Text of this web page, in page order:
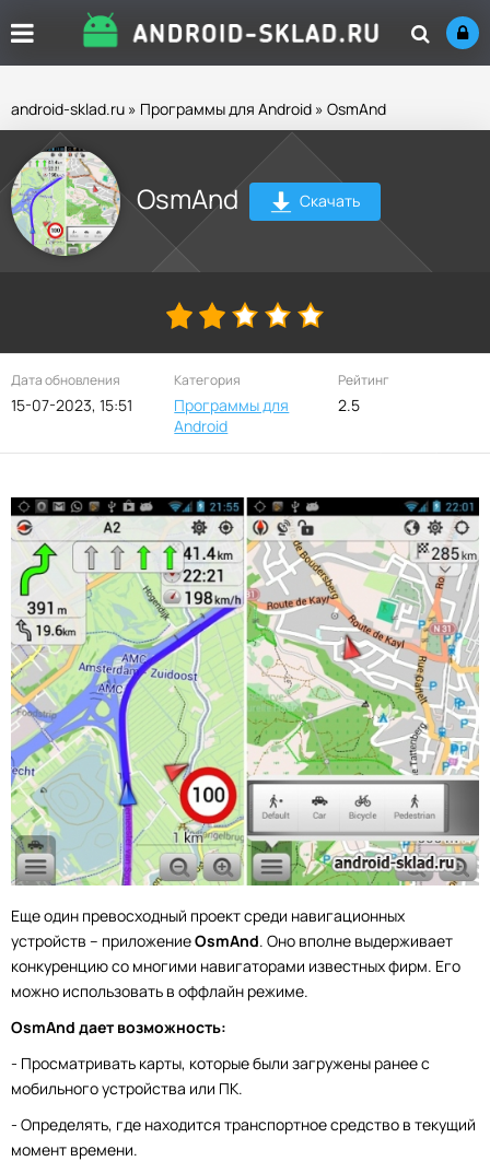
android-sklad.ru » Программы для Android » OsmAnd
OsmAnd Скачать
Дата обновления
15-07-2023, 15:51
Категория
Программы для
Android
Рейтинг
2.5
Еще один превосходный проект среди навигационных
устройств – приложениеOsmAnd. Оно вполне выдерживает
конкуренцию со многими навигаторами известных фирм. Его
можно использовать в оффлайн режиме.
OsmAnd дает возможность:
- Просматривать карты, которые были загружены ранее с
мобильного устройства или ПК.
- Определять, где находится транспортное средство в текущий
момент времени.